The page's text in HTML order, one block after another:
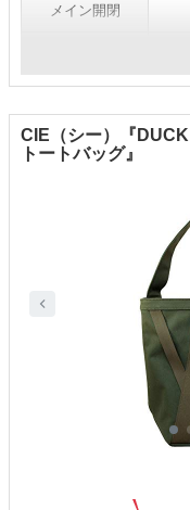
メイン開閉
CIE（シー）『
トートバッグ』